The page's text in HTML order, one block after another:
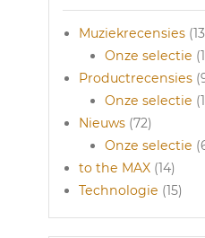
Muziekrecensies
Onze selectie
Productrecensies
Onze selectie
Nieuws (72)
Onze selectie
to the MAX (14)
Technologie (15)